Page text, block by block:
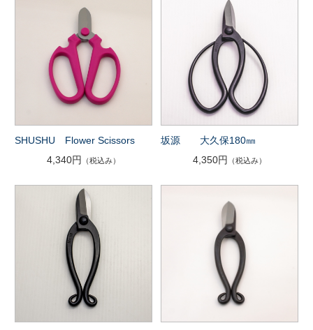
SHUSHU Flower Scissors
4,340円
（税込み）
坂源 大久保180㎜
4,350円
（税込み）